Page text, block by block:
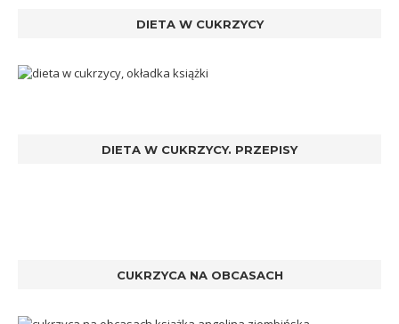
DIETA W CUKRZYCY
DIETA W CUKRZYCY. PRZEPISY
CUKRZYCA NA OBCASACH